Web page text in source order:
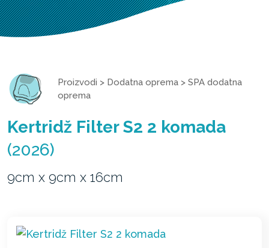
Proizvodi > Dodatna oprema > SPA dodatna
oprema
Kertridž Filter S2 2 komada
(2026)
9cm x 9cm x 16cm